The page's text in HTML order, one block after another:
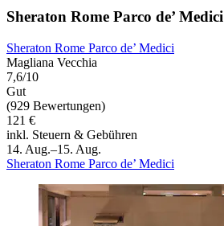
Sheraton Rome Parco de’ Medici
Sheraton Rome Parco de’ Medici
Magliana Vecchia
7,6/10
Gut
(929 Bewertungen)
121 €
inkl. Steuern & Gebühren
14. Aug.–15. Aug.
Sheraton Rome Parco de’ Medici